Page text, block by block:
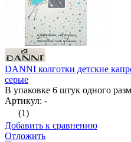
DANNI колготки детские
серые
В упаковке 6 штук одного
Артикул: -
(1)
Добавить к сравнению
Отложить